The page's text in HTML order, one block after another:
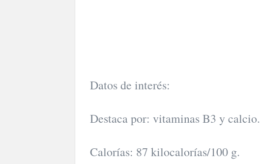
Datos de interés:
Destaca por: vitaminas B3 y calcio.
Calorías: 87 kilocalorías/100 g.